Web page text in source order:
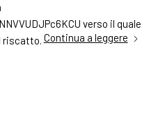
verso il quale
riscatto.Continua a leggere